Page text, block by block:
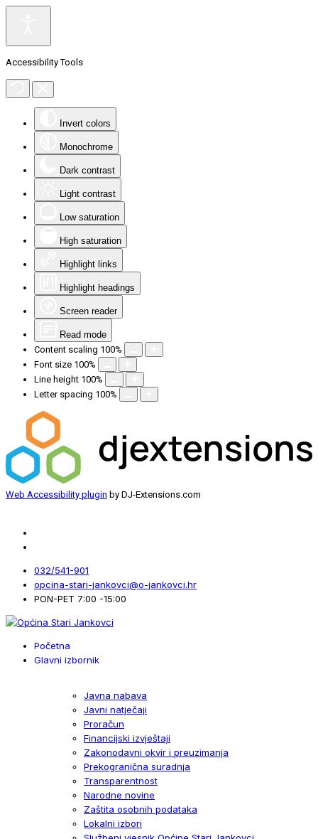
Accessibility Tools
Invert colors
Monochrome
Dark contrast
Light contrast
Low saturation
High saturation
Highlight links
Highlight headings
Screen reader
Read mode
Content scaling 100%
Font size 100%
Line height 100%
Letter spacing 100%
Web Accessibility plugin by DJ-Extensions.com
032/541-901
opcina-stari-jankovci@o-jankovci.hr
PON-PET 7:00 -15:00
Početna
Glavni izbornik
Javna nabava
Javni natječaji
Proračun
Financijski izvještaji
Zakonodavni okvir i preuzimanja
Prekogranična suradnja
Transparentnost
Narodne novine
Zaštita osobnih podataka
Lokalni izbori